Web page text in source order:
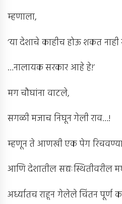
म्हणाला,
‘या देशाचे काहीच होऊ शकत नाही
…नालायक सरकार आहे हे!’
मग चौघांना वाटले,
सगळी मजाच निघून गेली राव…!
म्हणून ते आणखी एक पेग
आणि देशातील सद्यःस्थितीवरील
अर्ध्यातच राहून गेलेले चिंतन पूर्ण